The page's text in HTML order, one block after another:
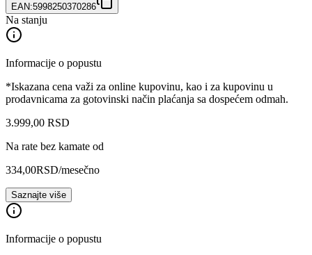
EAN:5998250370286
Na stanju
Informacije o popustu
*Iskazana cena važi za online kupovinu, kao i za kupovinu u
prodavnicama za gotovinski način plaćanja sa dospećem odmah.
3.999,00 RSD
Na rate bez kamate od
334,00RSD/mesečno
Saznajte više
Informacije o popustu